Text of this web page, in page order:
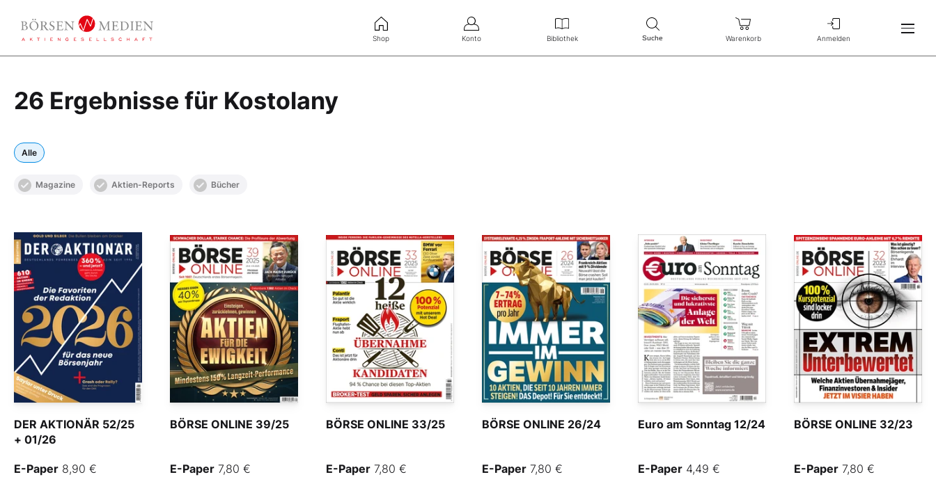
Shop Konto Bibliothek Suche Warenkorb Anmelden
26 Ergebnisse für Kostolany
Alle
Magazine Aktien-Reports Bücher
DER AKTIONÄR 52/25
+ 01/26
E-Paper 8,90 €
BÖRSE ONLINE 39/25
E-Paper 7,80 €
BÖRSE ONLINE 33/25
E-Paper 7,80 €
BÖRSE ONLINE 26/24
E-Paper 7,80 €
Euro am Sonntag 12/24
E-Paper 4,49 €
BÖRSE ONLINE 32/23
E-Paper 7,80 €